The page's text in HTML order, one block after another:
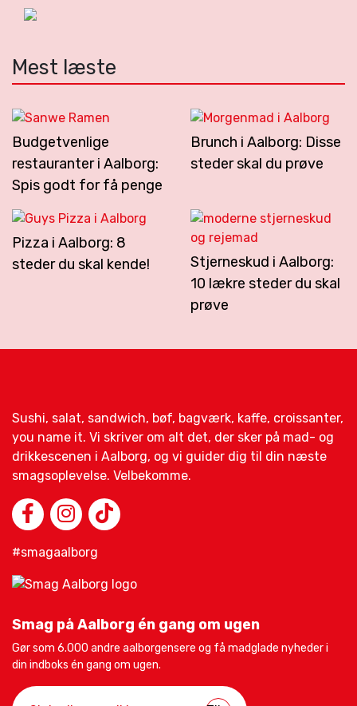
Mest læste
Budgetvenlige
restauranter i Aalborg:
Spis godt for få penge
Brunch i Aalborg: Disse
steder skal du prøve
Pizza i Aalborg: 8
steder du skal kende!
Stjerneskud i Aalborg:
10 lækre steder du skal
prøve
Sushi, salat, sandwich, bøf, bagværk, kaffe, croissanter,
you name it. Vi skriver om alt det, der sker på mad- og
drikkescenen i Aalborg, og vi guider dig til din næste
smagsoplevelse. Velbekomme.
#smagaalborg
Smag på Aalborg én gang om ugen
Gør som 6.000 andre aalborgensere og få madglade nyheder i
din indboks én gang om ugen.